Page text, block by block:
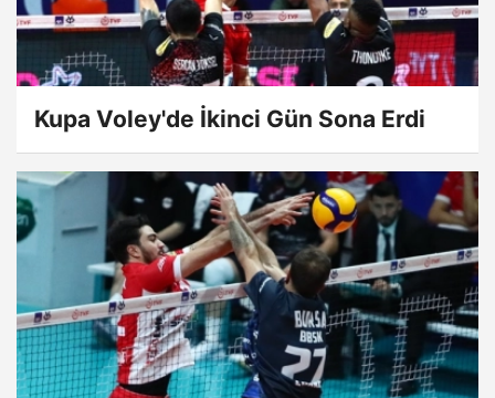
Kupa Voley'de İkinci Gün Sona Erdi